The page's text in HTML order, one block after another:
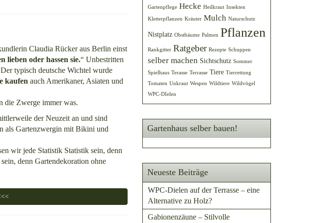
Claudia Rücker aus Berlin einst
lieben oder hassen sie.“ Unbestritten
typisch deutsche Wichtel wurde
kaufen auch Amerikaner, Asiaten und
die Zwerge immer was.
der Neuzeit an und sind
als Gartenzwergin mit Bikini und
wir jede Statistik Statistik sein, denn
denn Gartendekoration ohne
Gartenpflege Hecke Heilkraut Insekten
Kletterpflanzen Kräuter Mulch Naturschutz
Nistplatz Obstbäume Palmen Pflanzen
Rankgitter Ratgeber Rezepte Schuppen
selber machen Sichtschutz Sommer
Spielhaus Terasse Terrasse Tiere Tierrettung
Tomaten Unkraut Wespen Wildtiere Wildvögel
WPC-DIelen
Gartenhaus selber bauen!
Neueste Beiträge
WPC-Dielen auf der Terrasse – eine
Alternative zu Holz?
Gabionenzäune – Stilvolle